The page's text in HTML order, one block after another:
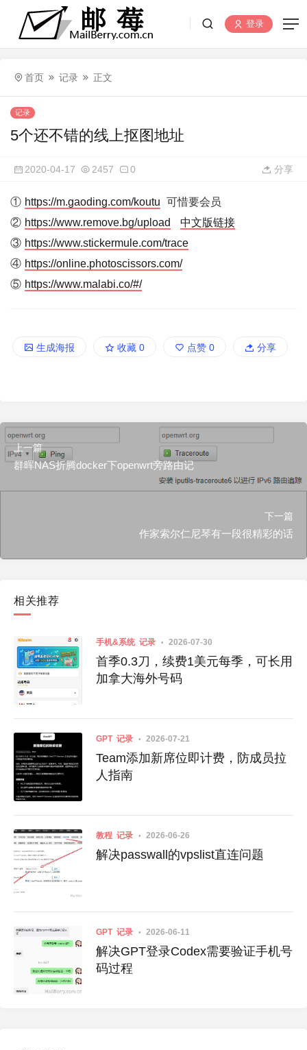
登录
首页 记录 正文
记录
5个还不错的线上抠图地址
2020-04-17 2457 0 分享
① https://m.gaoding.com/koutu 可惜要会员
② https://www.remove.bg/upload
中文版链接
③ https://www.stickermule.com/trace
④ https://online.photoscissors.com/
⑤ https://www.malabi.co/#/
生成海报 收藏 0 点赞 0 分享
上一篇
群晖NAS折腾docker下openwrt旁路由记
下一篇
作家索尔仁尼琴有一段很精彩的话
相关推荐
手机&系统 记录 2026-07-30
首季0.3刀，续费1美元每季，可长用
加拿大海外号码
GPT 记录 2026-07-21
Team添加新席位即计费，防成员拉
人指南
教程 记录 2026-06-26
解决passwall的vpslist直连问题
GPT 记录 2026-06-11
解决GPT登录Codex需要验证手机号
码过程